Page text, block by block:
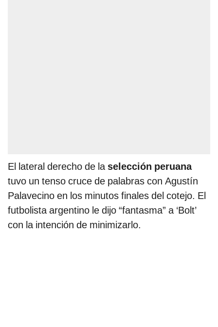
El lateral derecho de la selección peruana
tuvo un tenso cruce de palabras con Agustín
Palavecino en los minutos finales del cotejo. El
futbolista argentino le dijo “fantasma” a ‘Bolt’
con la intención de minimizarlo.